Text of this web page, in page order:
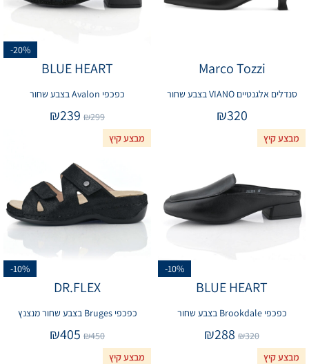
Marco Tozzi
סנדלים אלגנטיים VIANO בצבע שחור
₪320
-20%
BLUE HEART
כפכפי Avalon בצבע שחור
₪299
₪239
מבצע קיץ
-10%
BLUE HEART
כפכפי Brookdale בצבע שחור
₪320
₪288
מבצע קיץ
-10%
DR.FLEX
כפכפי Bruges בצבע שחור מנצנץ
₪450
₪405
מבצע קיץ מבצע קיץ